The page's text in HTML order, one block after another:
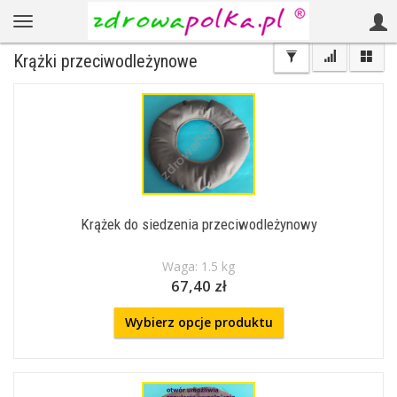
Krążki przeciwodleżynowe
Krążek do siedzenia przeciwodleżynowy
Waga: 1.5 kg
67,40 zł
Wybierz opcje produktu